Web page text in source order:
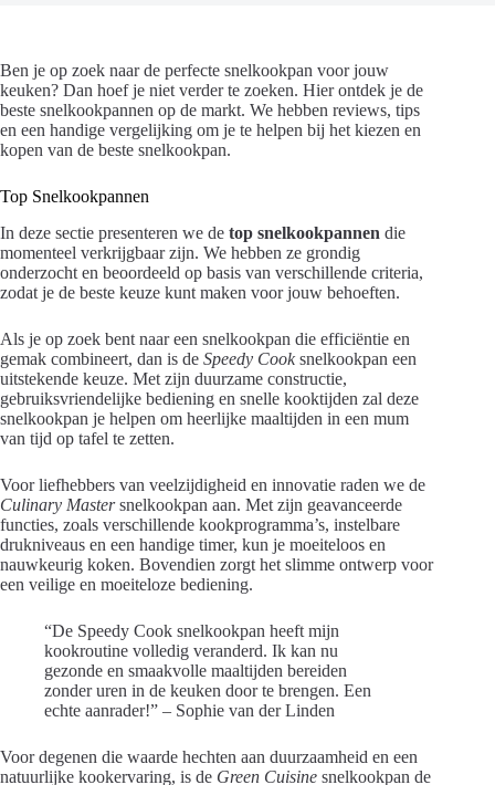
Ben je op zoek naar de perfecte snelkookpan voor jouw
keuken? Dan hoef je niet verder te zoeken. Hier ontdek je de
beste snelkookpannen op de markt. We hebben reviews, tips
en een handige vergelijking om je te helpen bij het kiezen en
kopen van de beste snelkookpan.
Top Snelkookpannen
In deze sectie presenteren we de top snelkookpannen die
momenteel verkrijgbaar zijn. We hebben ze grondig
onderzocht en beoordeeld op basis van verschillende criteria,
zodat je de beste keuze kunt maken voor jouw behoeften.
Als je op zoek bent naar een snelkookpan die efficiëntie en
gemak combineert, dan is de Speedy Cooksnelkookpan een
uitstekende keuze. Met zijn duurzame constructie,
gebruiksvriendelijke bediening en snelle kooktijden zal deze
snelkookpan je helpen om heerlijke maaltijden in een mum
van tijd op tafel te zetten.
Voor liefhebbers van veelzijdigheid en innovatie raden we de
Culinary Mastersnelkookpan aan. Met zijn geavanceerde
functies, zoals verschillende kookprogramma’s, instelbare
drukniveaus en een handige timer, kun je moeiteloos en
nauwkeurig koken. Bovendien zorgt het slimme ontwerp voor
een veilige en moeiteloze bediening.
“De Speedy Cook snelkookpan heeft mijn
kookroutine volledig veranderd. Ik kan nu
gezonde en smaakvolle maaltijden bereiden
zonder uren in de keuken door te brengen. Een
echte aanrader!” – Sophie van der Linden
Voor degenen die waarde hechten aan duurzaamheid en een
natuurlijke kookervaring, is de Green Cuisine snelkookpan de